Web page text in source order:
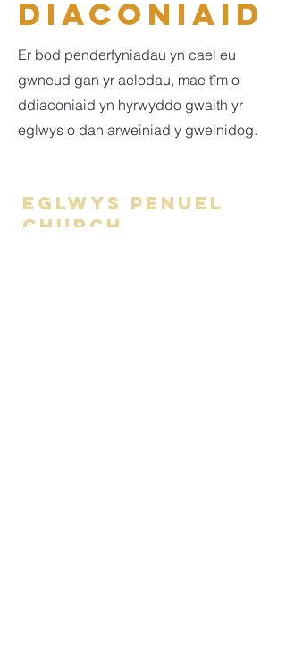
Diaconiaid
Er bod penderfyniadau yn cael eu
gwneud gan yr aelodau, mae tîm o
ddiaconiaid yn hyrwyddo gwaith yr
eglwys o dan arweiniad y gweinidog.
Eglwys Penuel
Church